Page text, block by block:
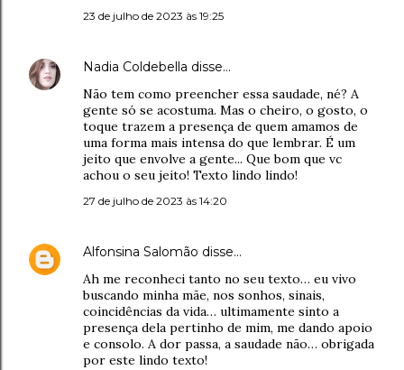
23 de julho de 2023 às 19:25
Nadia Coldebella disse…
Não tem como preencher essa saudade, né? A
gente só se acostuma. Mas o cheiro, o gosto, o
toque trazem a presença de quem amamos de
uma forma mais intensa do que lembrar. É um
jeito que envolve a gente... Que bom que vc
achou o seu jeito! Texto lindo lindo!
27 de julho de 2023 às 14:20
Alfonsina Salomão disse…
Ah me reconheci tanto no seu texto… eu vivo
buscando minha mãe, nos sonhos, sinais,
coincidências da vida… ultimamente sinto a
presença dela pertinho de mim, me dando apoio
e consolo. A dor passa, a saudade não… obrigada
por este lindo texto!